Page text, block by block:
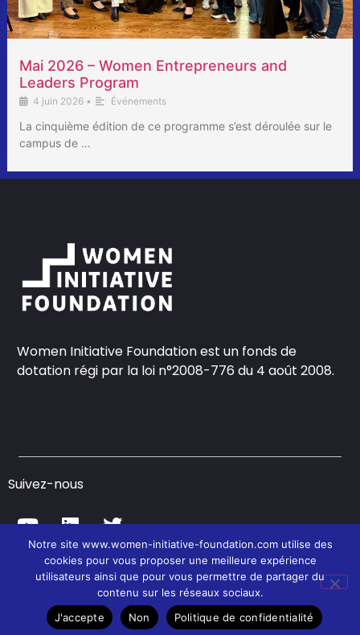
Mai 2026 – Women Entrepreneurs and
Leaders Program
4 juin 2026 • Événements
La cinquième édition de ce programme s’est déroulée sur le
campus de …
Women Initiative Foundation est un fonds de
dotation régi par la loi n°2008-776 du 4 août 2008.
Suivez-nous
© Women Initiative Foundation – 2021
ContactCGUPolitique de confidentialité
Notre site www.women-initiative-foundation.com utilise des
cookies pour vous proposer une meilleure expérience
utilisateurs ainsi que pour vous permettre de partager du
contenu sur les réseaux sociaux.
J'accepte
Non Politique de confidentialité